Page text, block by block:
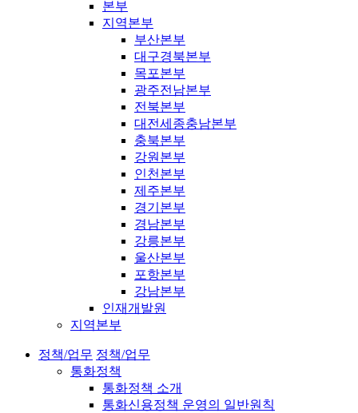
본부
지역본부
부산본부
대구경북본부
목포본부
광주전남본부
전북본부
대전세종충남본부
충북본부
강원본부
인천본부
제주본부
경기본부
경남본부
강릉본부
울산본부
포항본부
강남본부
인재개발원
지역본부
정책/업무 정책/업무
통화정책
통화정책 소개
통화신용정책 운영의 일반원칙